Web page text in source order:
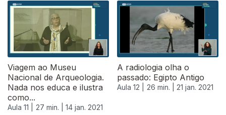
Viagem ao Museu
Nacional de Arqueologia.
Nada nos educa e ilustra
como...
Aula 11 | 27 min. | 14 jan. 2021
A radiologia olha o
passado: Egipto Antigo
Aula 12 | 26 min. | 21 jan. 2021
519246